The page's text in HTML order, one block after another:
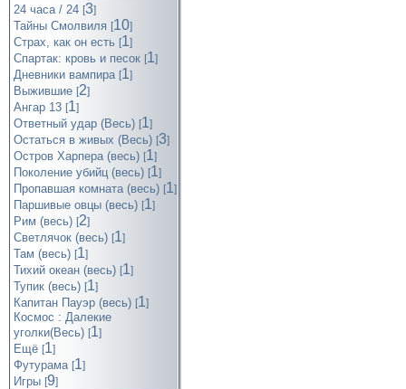
24 часа / 24 [3]
Тайны Смолвиля [10]
Страх, как он есть [1]
Спартак: кровь и песок [1]
Дневники вампира [1]
Выжившие [2]
Ангар 13 [1]
Ответный удар (Весь) [1]
Остаться в живых (Весь) [3]
Остров Харпера (весь) [1]
Поколение убийц (весь) [1]
Пропавшая комната (весь) [1]
Паршивые овцы (весь) [1]
Рим (весь) [2]
Светлячок (весь) [1]
Там (весь) [1]
Тихий океан (весь) [1]
Тупик (весь) [1]
Капитан Пауэр (весь) [1]
Космос : Далекие
уголки(Весь) [1]
Ещё [1]
Футурама [1]
Игры [9]